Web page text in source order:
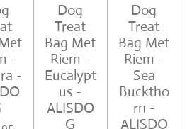
-
-
Dog
Treat
Bag Met
Riem -
Eucalypt
us -
ALISDO
G
Dog
Treat
Bag Met
Riem -
Sea
Bucktho
rn -
ALISDO